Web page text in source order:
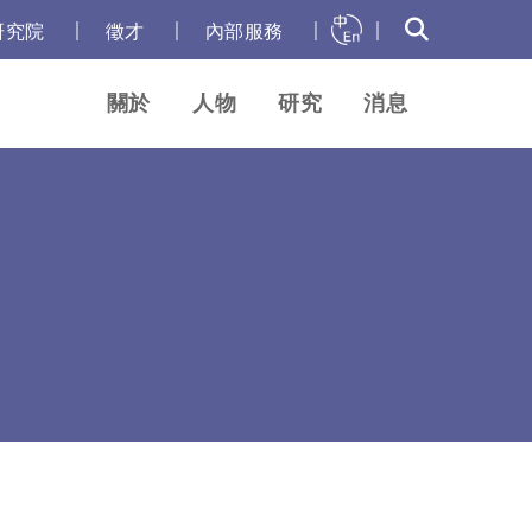
究院 徵才 內部服務
關於 人物 研究 消息